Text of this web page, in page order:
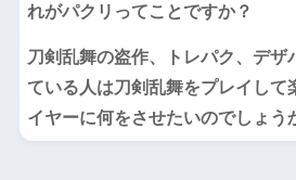
れがパクリってことですか？
刀剣乱舞の盗作、トレパク、デザ
ている人は刀剣乱舞をプレイして
イヤーに何をさせたいのでしょう